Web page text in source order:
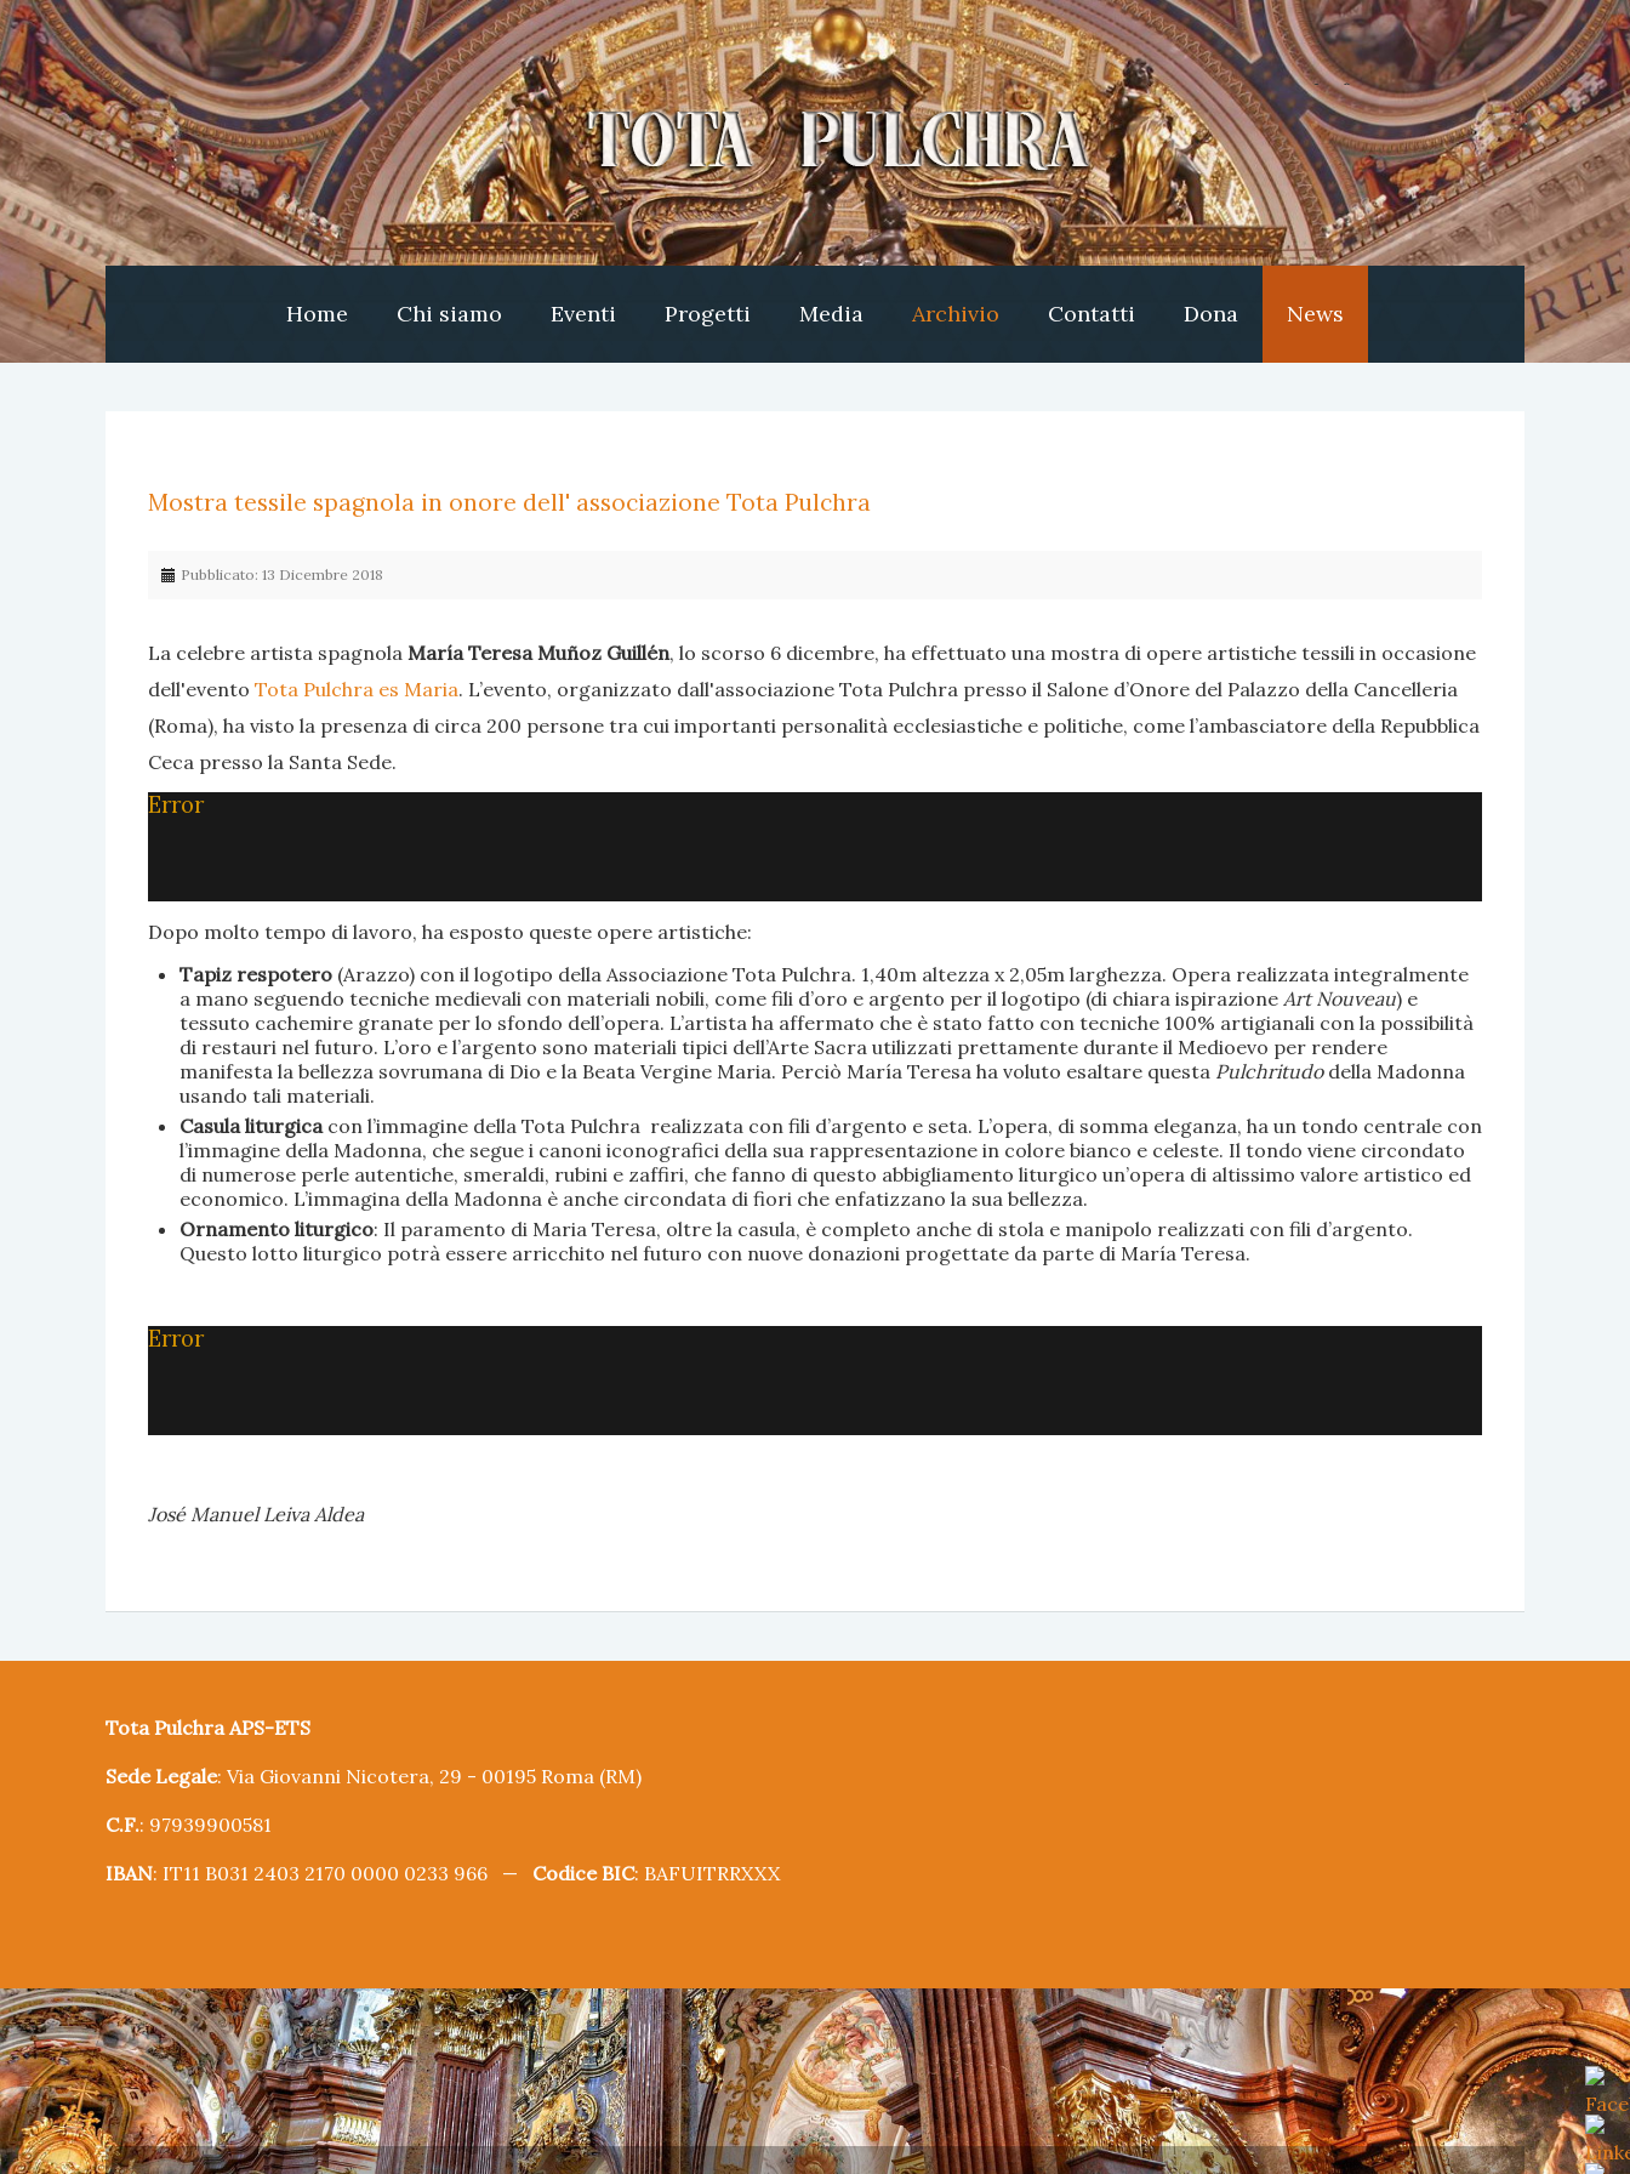
Home Chi siamo Eventi Progetti Media Archivio Contatti Dona News
Mostra tessile spagnola in onore dell' associazione Tota Pulchra
Pubblicato: 13 Dicembre 2018
La celebre artista spagnola María Teresa Muñoz Guillén, lo scorso 6 dicembre, ha effettuato una mostra di opere artistiche tessili in occasione
dell'evento Tota Pulchra es Maria. L’evento, organizzato dall'associazione Tota Pulchra presso il Salone d’Onore del Palazzo della Cancelleria
(Roma), ha visto la presenza di circa 200 persone tra cui importanti personalità ecclesiastiche e politiche, come l’ambasciatore della Repubblica
Ceca presso la Santa Sede.
Error
Dopo molto tempo di lavoro, ha esposto queste opere artistiche:
Tapiz respotero(Arazzo) con il logotipo della Associazione Tota Pulchra. 1,40m altezza x 2,05m larghezza. Opera realizzata integralmente
a mano seguendo tecniche medievali con materiali nobili, come fili d’oro e argento per il logotipo (di chiara ispirazione Art Nouveau) e
tessuto cachemire granate per lo sfondo dell’opera. L’artista ha affermato che è stato fatto con tecniche 100% artigianali con la possibilità
di restauri nel futuro. L’oro e l’argento sono materiali tipici dell’Arte Sacra utilizzati prettamente durante il Medioevo per rendere
manifesta la bellezza sovrumana di Dio e la Beata Vergine Maria. Perciò María Teresa ha voluto esaltare questa Pulchritudo della Madonna
usando tali materiali.
Casula liturgica con l’immagine della Tota Pulchra realizzata con fili d’argento e seta. L’opera, di somma eleganza, ha un tondo centrale con
l’immagine della Madonna, che segue i canoni iconografici della sua rappresentazione in colore bianco e celeste. Il tondo viene circondato
di numerose perle autentiche, smeraldi, rubini e zaffiri, che fanno di questo abbigliamento liturgico un’opera di altissimo valore artistico ed
economico. L’immagina della Madonna è anche circondata di fiori che enfatizzano la sua bellezza.
Ornamento liturgico: Il paramento di Maria Teresa, oltre la casula, è completo anche di stola e manipolo realizzati con fili d’argento.
Questo lotto liturgico potrà essere arricchito nel futuro con nuove donazioni progettate da parte di María Teresa.
Error
José Manuel Leiva Aldea
Tota Pulchra APS-ETS
Sede Legale: Via Giovanni Nicotera, 29 - 00195 Roma (RM)
C.F.: 97939900581
IBAN: IT11 B031 2403 2170 0000 0233 966 — Codice BIC: BAFUITRRXXX